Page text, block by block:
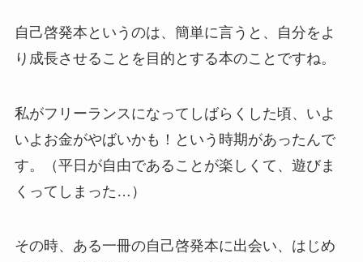
自己啓発本というのは、簡単に言うと、自分をよ
り成長させることを目的とする本のことですね。
私がフリーランスになってしばらくした頃、いよ
いよお金がやばいかも！という時期があったんで
す。（平日が自由であることが楽しくて、遊びま
くってしまった…）
その時、ある一冊の自己啓発本に出会い、はじめ